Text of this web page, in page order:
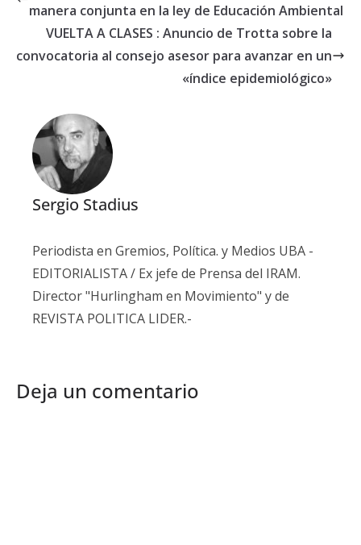
manera conjunta en la ley de Educación Ambiental
VUELTA A CLASES : Anuncio de Trotta sobre la
convocatoria al consejo asesor para avanzar en un
«índice epidemiológico»
Sergio Stadius
Periodista en Gremios, Política. y Medios UBA -
EDITORIALISTA / Ex jefe de Prensa del IRAM.
Director "Hurlingham en Movimiento" y de
REVISTA POLITICA LIDER.-
Deja un comentario